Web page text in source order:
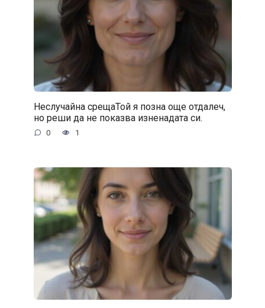
Неслучайна срещаТой я позна още отдалеч,
но реши да не показва изненадата си.
0 1